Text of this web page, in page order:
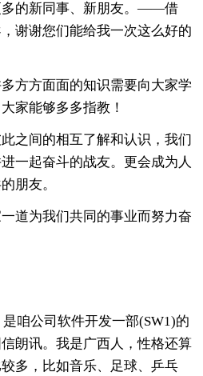
多的新同事、新朋友。——借
谢谢您们能给我一次这么好的
方方面面的知识需要向大家学
家能够多多指教！
之间的相互了解和认识，我们
一起奋斗的战友。更会成为人
朋友。
道为我们共同的事业而努力奋
咱公司软件开发一部(SW1)的
朗讯。我是广西人，性格还算
多，比如音乐、足球、乒乓